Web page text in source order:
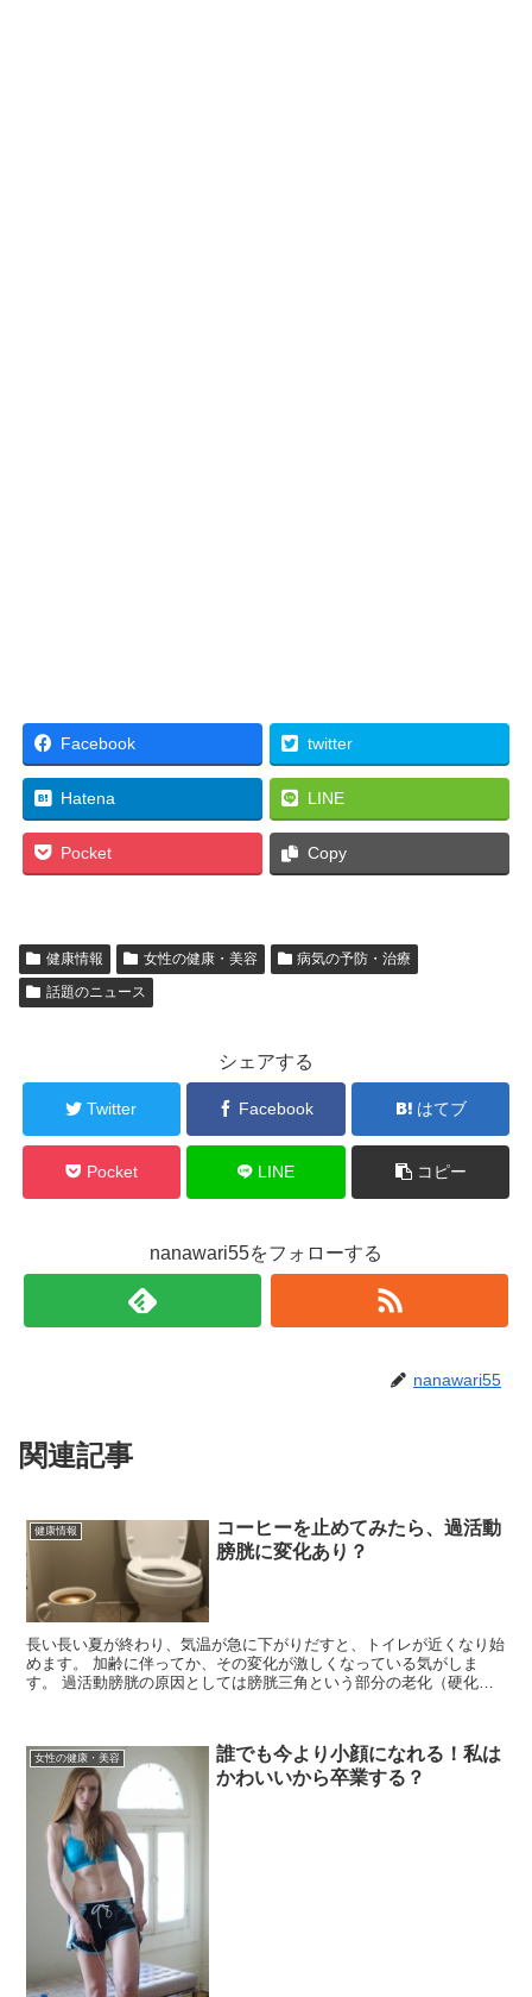
Facebook twitter
Hatena LINE
Pocket Copy
健康情報 女性の健康・美容
病気の予防・治療
話題のニュース
シェアする
Twitter Facebook はてブ
Pocket LINE コピー
nanawari55をフォローする
nanawari55
関連記事
健康情報
コーヒーを止めてみたら、過活動
膀胱に変化あり？
長い長い夏が終わり、気温が急に下がりだすと、トイレが近くなり始
めます。 加齢に伴ってか、その変化が激しくなっている気がしま
す。 過活動膀胱の原因としては膀胱三角という部分の老化（硬化）
女性の健康・美容
誰でも今より小顔になれる！私は
かわいいから卒業する？